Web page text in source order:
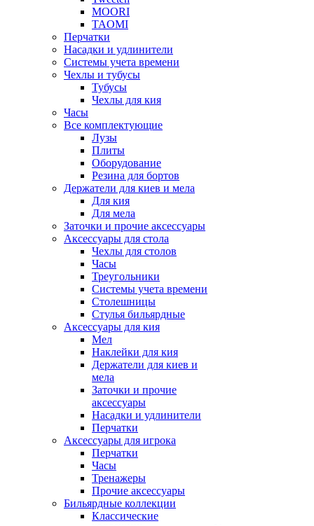
MOORI
TAOMI
Перчатки
Насадки и удлинители
Системы учета времени
Чехлы и тубусы
Тубусы
Чехлы для кия
Часы
Все комплектующие
Лузы
Плиты
Оборудование
Резина для бортов
Держатели для киев и мела
Для кия
Для мела
Заточки и прочие аксессуары
Аксессуары для стола
Чехлы для столов
Часы
Треугольники
Системы учета времени
Столешницы
Стулья бильярдные
Аксессуары для кия
Мел
Наклейки для кия
Держатели для киев и
мела
Заточки и прочие
аксессуары
Насадки и удлинители
Перчатки
Аксессуары для игрока
Перчатки
Часы
Тренажеры
Прочие аксессуары
Бильярдные коллекции
Классические